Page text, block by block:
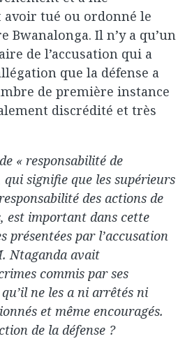
tué ou ordonné le
Bwanalonga. Il n’y a qu’un
de l’accusation qui a
que la défense a
de première instance
discrédité et très
« responsabilité de
signifie que les supérieurs
des actions de
est important dans cette
présentées par l’accusation
Ntaganda avait
commis par ses
ne les a ni arrêtés ni
et même encouragés.
de la défense ?